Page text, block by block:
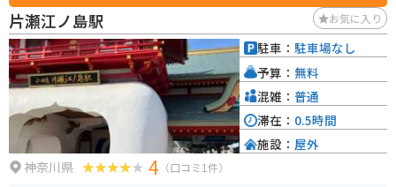
片瀬江ノ島駅 お気に入り
神奈川県 4 （口コミ1件）
駐車： 駐車場なし
予算： 無料
混雑： 普通
滞在： 0.5時間
施設： 屋外